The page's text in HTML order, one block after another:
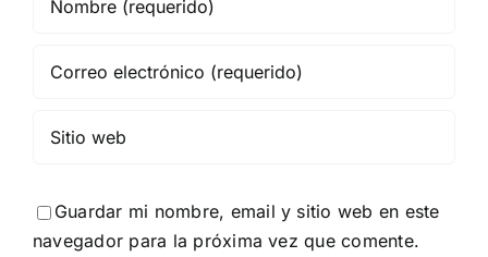
Guardar mi nombre, email y sitio web en este
navegador para la próxima vez que comente.